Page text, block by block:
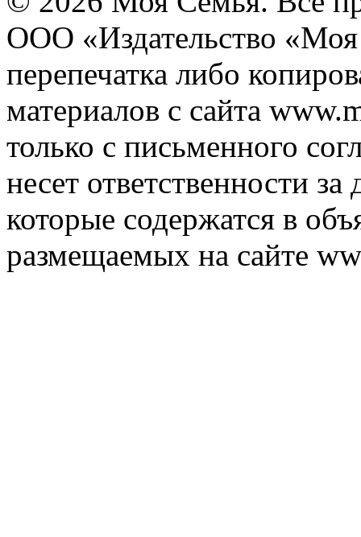
ООО «Издательство
перепечатка либо
материалов с сайта
только с письменного
несет ответственности
которые содержатся в
размещаемых на сайте